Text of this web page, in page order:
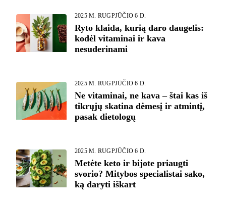
2025 M. RUGPJŪČIO 6 D.
Ryto klaida, kurią daro daugelis:
kodėl vitaminai ir kava
nesuderinami
2025 M. RUGPJŪČIO 6 D.
Ne vitaminai, ne kava – štai kas iš
tikrųjų skatina dėmesį ir atmintį,
pasak dietologų
2025 M. RUGPJŪČIO 6 D.
Metėte keto ir bijote priaugti
svorio? Mitybos specialistai sako,
ką daryti iškart